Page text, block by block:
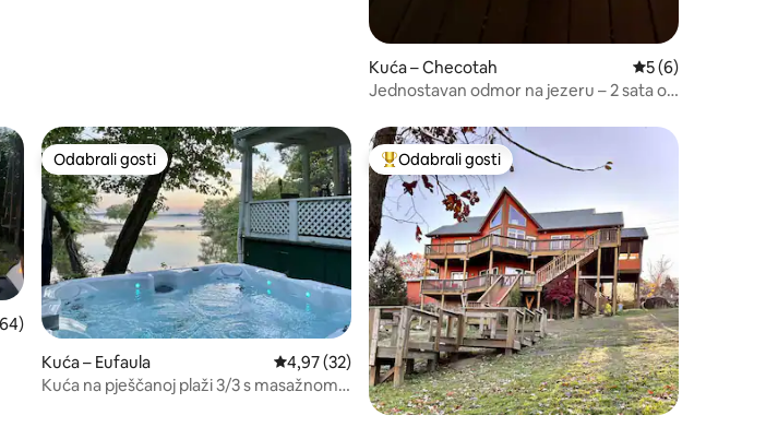
Kuća – Checotah Prosječna
5 (6)
Jednostavan odmor na jezeru – 2 sata od
gosti”
ocjena: 4,98/5, recenzija: 64
Odabrali gosti
Odabrali gosti
Kuća – Eufaula Prosječna ocjena: 4,97/5, recenzija: 32
4,97 (32)
Kuća na pješčanoj plaži 3/3 s masažnom
Među najviše rangiranima s oznakom „Odabrali gosti”
Odabrali gosti